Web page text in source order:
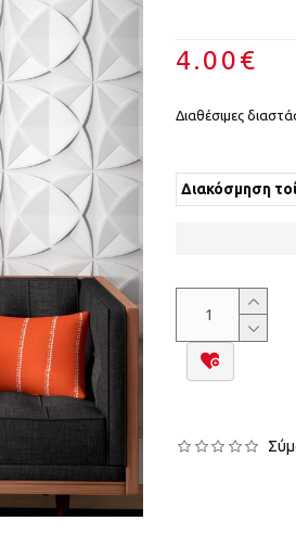
4.00€
Διαθέσιμες
Διακόσμηση